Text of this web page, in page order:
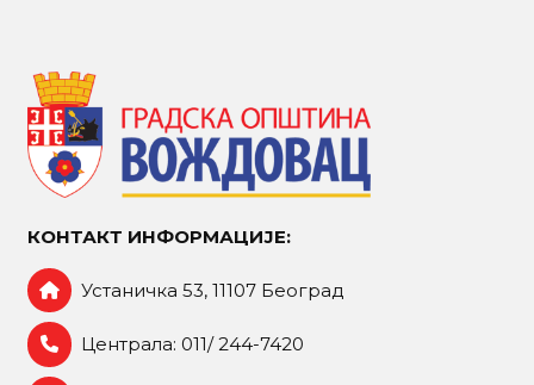
КОНТАКТ ИНФОРМАЦИЈЕ:
Устаничка 53, 11107 Београд
Централа: 011/ 244-7420